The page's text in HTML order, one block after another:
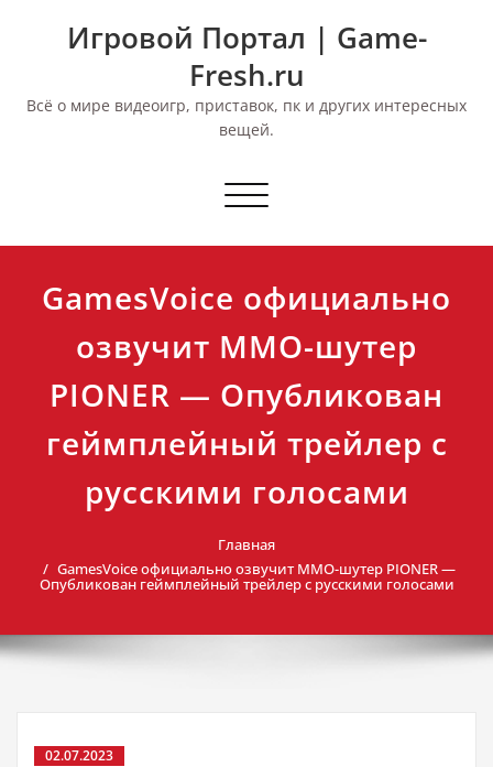
Игровой Портал | Game-
Fresh.ru
Всё о мире видеоигр, приставок, пк и других интересных
вещей.
Переключить
GamesVoice официально
озвучит MMO-шутер
PIONER — Опубликован
геймплейный трейлер с
русскими голосами
Главная
GamesVoice официально озвучит MMO-шутер PIONER —
Опубликован геймплейный трейлер с русскими голосами
02.07.2023